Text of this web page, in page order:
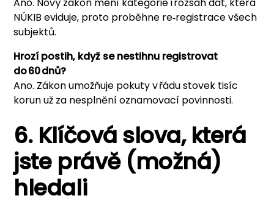
NÚKIB eviduje, proto proběhne re‑registrace všech
subjektů.
Hrozí postih, když se nestihnu registrovat
do 60 dnů?
Ano. Zákon umožňuje pokuty v řádu stovek tisíc
korun už za nesplnění oznamovací povinnosti.
6. Klíčová slova, která
jste právě (možná)
hledali